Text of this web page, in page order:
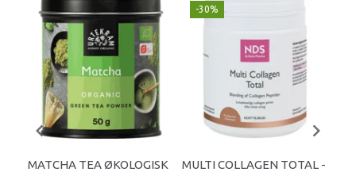
MATCHA TEA ØKOLOGISK
-30%
MULTI COLLAGEN TOTAL -